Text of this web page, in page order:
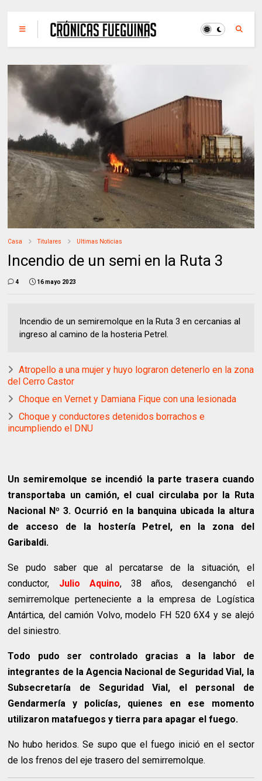
Casa Titulares Ultimas Noticias
Incendio de un semi en la Ruta 3
4 16 mayo 2023
Incendio de un semiremolque en la Ruta 3 en cercanias al
ingreso al camino de la hosteria Petrel.
Atropello a una mujer y huyo lograron detenerlo en la zona
del Cerro Castor
Choque en Vernet y Damiana Fique con una lesionada
Choque y conductores detenidos borrachos e
incumpliendo el DNU
Un semiremolque se incendió la parte trasera cuando
transportaba un camión, el cual circulaba por la Ruta
Nacional Nº 3. Ocurrió en la banquina ubicada la altura
de acceso de la hostería Petrel, en la zona del
Garibaldi.
Se pudo saber que al percatarse de la situación, el
conductor, Julio Aquino, 38 años, desenganchó el
semirremolque perteneciente a la empresa de Logística
Antártica, del camión Volvo, modelo FH 520 6X4 y se alejó
del siniestro.
Todo pudo ser controlado gracias a la labor de
integrantes de la Agencia Nacional de Seguridad Vial, la
Subsecretaría de Seguridad Vial, el personal de
Gendarmería y policías, quienes en ese momento
utilizaron matafuegos y tierra para apagar el fuego.
No hubo heridos. Se supo que el fuego inició en el sector
de los frenos del eje trasero del semirremolque.